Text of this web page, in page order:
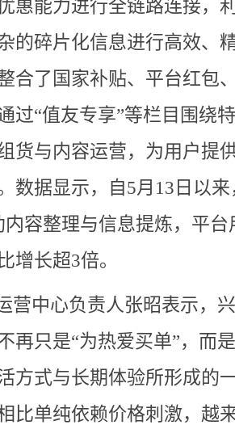
惠能力进行全链路连接，
的碎片化信息进行高效、
合了国家补贴、平台红包
过“值友专享”等栏目围绕
货与内容运营，为用户提
数据显示，自5月13日以
容整理与信息提炼，平台
增长超3倍。
营中心负责人张昭表示，
再只是“为热爱买单”，而
方式与长期体验所形成的
比单纯依赖价格刺激，越